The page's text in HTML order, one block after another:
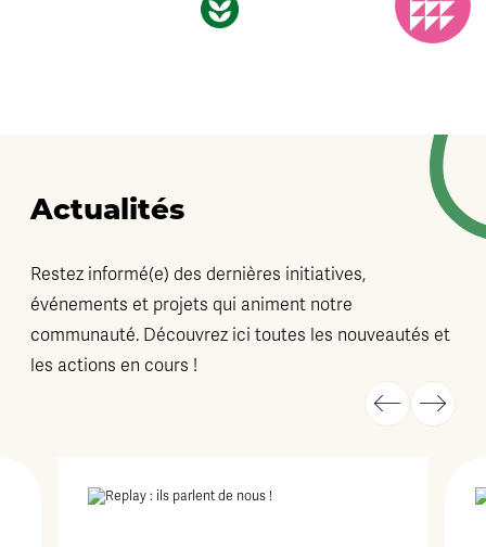
Actualités
Restez informé(e) des dernières initiatives,
événements et projets qui animent notre
communauté. Découvrez ici toutes les nouveautés et
les actions en cours !